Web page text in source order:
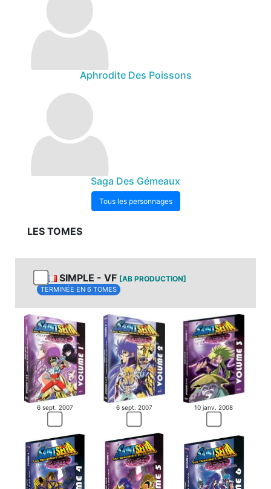
Aphrodite Des Poissons
Saga Des Gémeaux
Tous les personnages
LES TOMES
SIMPLE - VF [AB PRODUCTION]
TERMINÉE EN 6 TOMES
6 sept. 2007 6 sept. 2007 10 janv. 2008